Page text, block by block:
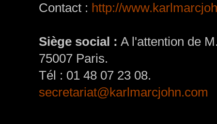
Contact : http://
Siège social : A l'attention de
75007 Paris.
Tél : 01 48 07 23 08.
secretariat@karlmarcjohn.com